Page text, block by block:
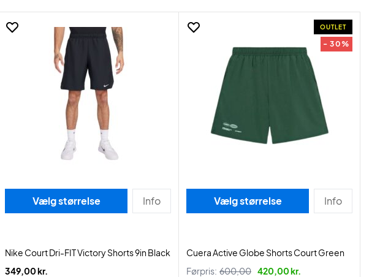
Vælg størrelse Info
Nike Court Dri-FIT Victory Shorts 9in Black
349,00 kr.
OUTLET
- 30%
Vælg størrelse Info
Cuera Active Globe Shorts Court Green
Førpris: 600,00 420,00 kr.